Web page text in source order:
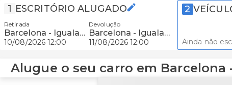
1 ESCRITÓRIO ALUGADO
Retirada
Barcelona - Igualada
10/08/2026 12:00
Devolução
Barcelona - Igualada
11/08/2026 12:00
2
Ainda não
Alugue o seu carro em Barcelona